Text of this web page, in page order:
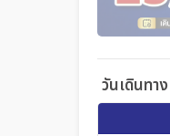
วันเดินทา